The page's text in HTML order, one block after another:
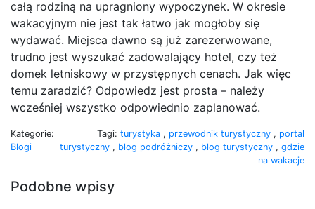
całą rodziną na upragniony wypoczynek. W okresie
wakacyjnym nie jest tak łatwo jak mogłoby się
wydawać. Miejsca dawno są już zarezerwowane,
trudno jest wyszukać zadowalający hotel, czy też
domek letniskowy w przystępnych cenach. Jak więc
temu zaradzić? Odpowiedz jest prosta – należy
wcześniej wszystko odpowiednio zaplanować.
Kategorie:
Blogi
Tagi: turystyka , przewodnik turystyczny , portal
turystyczny , blog podróżniczy , blog turystyczny , gdzie
na wakacje
Podobne wpisy